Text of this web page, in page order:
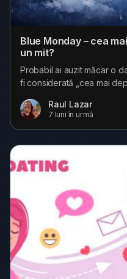
Blue Monday – cea
un mit?
Probabil ai auzit măcar o
fi considerată „cea mai
când sărbătorile au trecut,
pare să fi rămas în
Raul Lazar
7 luni în urmă